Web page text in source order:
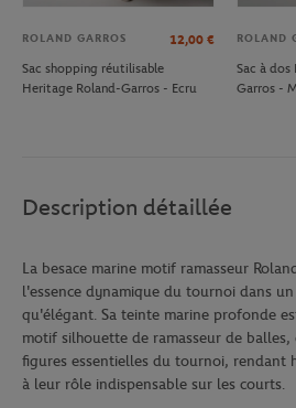
ROLAND GARROS 12,00 €
Sac shopping réutilisable
Heritage Roland-Garros - Ecru
ROLAND
Sac à dos
Garros -
Description détaillée
La besace marine motif ramasseur
l'essence dynamique du tournoi dans
qu'élégant. Sa teinte marine profonde
motif silhouette de ramasseur de
figures essentielles du tournoi, rendant
à leur rôle indispensable sur les courts.